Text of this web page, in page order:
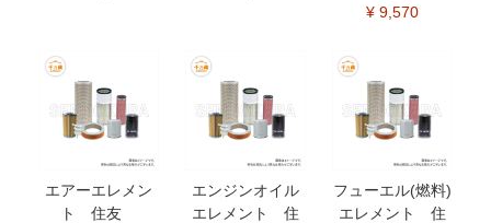
¥ 9,570
エアーエレメン
ト 住友
エンジンオイル
エレメント 住
フューエル(燃料)
エレメント 住